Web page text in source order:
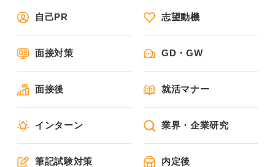
自己PR 志望動機
面接対策 GD・GW
面接後 就活マナー
インターン 業界・企業研究
筆記試験対策 内定後